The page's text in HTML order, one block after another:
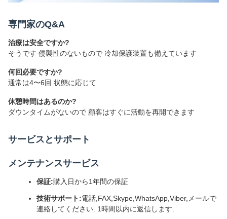
専門家のQ&A
治療は安全ですか?
そうです 侵襲性のないもので 冷却保護装置も備えています
何回必要ですか?
通常は4〜6回 状態に応じて
休憩時間はあるのか?
ダウンタイムがないので 顧客はすぐに活動を再開できます
サービスとサポート
メンテナンスサービス
保証:購入日から1年間の保証
技術サポート:電話,FAX,Skype,WhatsApp,Viber,メールで
連絡してください. 1時間以内に返信します.